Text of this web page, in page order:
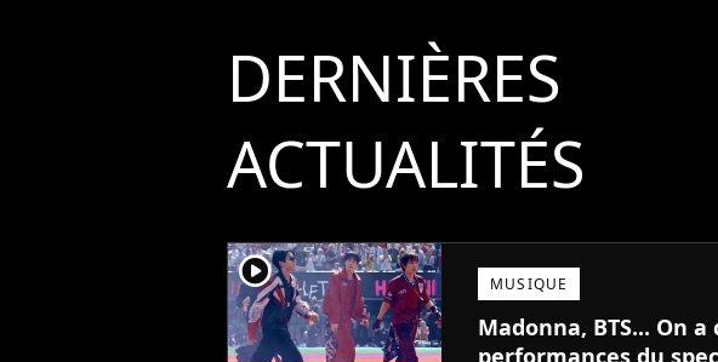
DERNIÈRES
ACTUALITÉS
player2 MUSIQUE
Madonna, BTS... On a
performances du